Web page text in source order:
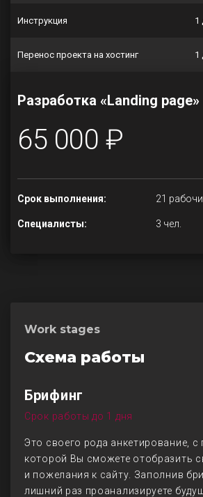
Инструкция 1
Перенос проекта на хостинг 1
Разработка «Landing page»
65 000 ₽
Срок выполнения: 21
Специалисты: 3 чел.
Work stages
Схема работы
Брифинг
Срок работы до 1 дня
Это своего рода анкетирование,
которой Вы сможете отобразить
и пожелания к сайту. Заполнив
лишний раз проанализируете